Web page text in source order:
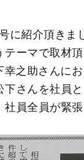
に紹介頂きま
テーマで取材
之助さんに
さんを社員
員全員が緊